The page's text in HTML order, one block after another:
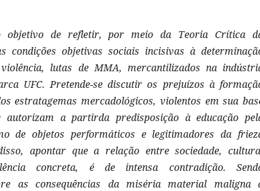
objetivo de refletir, por meio da Teoria Crítica
condições objetivas sociais incisivas à
violência, lutas de MMA, mercantilizados na
UFC. Pretende-se discutir os prejuízos à
estratagemas mercadológicos, violentos em sua
autorizam a partirda predisposição à educação
de objetos performáticos e legitimadores da
apontar que a relação entre sociedade,
concreta, é de intensa contradição.
as consequências da miséria material maligna